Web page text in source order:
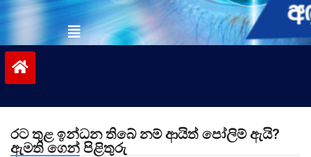
රට තුළ ඉන්ධන තිබේ නම් ආයිත් පෝලිම් ඇයි?
ඇමති ගෙන් පිළිතුරු